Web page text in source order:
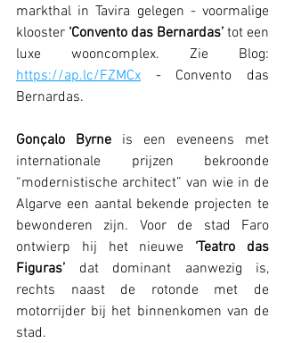
markthal in Tavira gelegen - voormalige
klooster ‘Convento das Bernardas’ tot een
https://ap.lc/FZMCx - Convento das
Bernardas.
Gonçalo Byrne is een eveneens met
internationale prijzen bekroonde
“modernistische architect” van wie in de
Algarve een aantal bekende projecten te
bewonderen zijn. Voor de stad Faro
ontwierp hij het nieuwe ‘Teatro das
Figuras’ dat dominant aanwezig is,
rechts naast de rotonde met de
motorrijder bij het binnenkomen van de
stad.